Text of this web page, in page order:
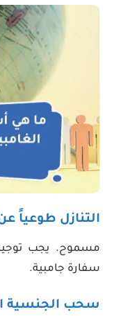
التنازل طوعياً
مسموح. يجب توجيه
سفارة جامبية.
سحب الجنسية